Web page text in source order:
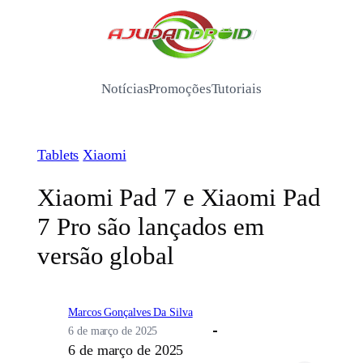
/
NotíciasPromoçõesTutoriais
Tablets Xiaomi
Xiaomi Pad 7 e Xiaomi Pad
7 Pro são lançados em
versão global
Marcos Gonçalves Da Silva
6 de março de 2025
6 de março de 2025